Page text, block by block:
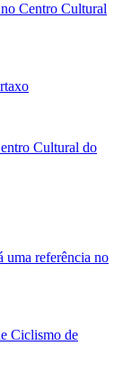
Centro Cultural
Cultural do
uma referência no
Ciclismo de